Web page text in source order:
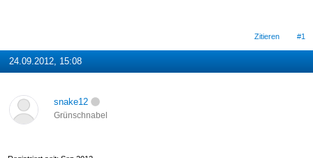
Zitieren #1
24.09.2012, 15:08
snake12
Grünschnabel